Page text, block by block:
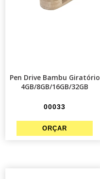
Pen Drive Bambu Giratório
4GB/8GB/16GB/32GB
00033